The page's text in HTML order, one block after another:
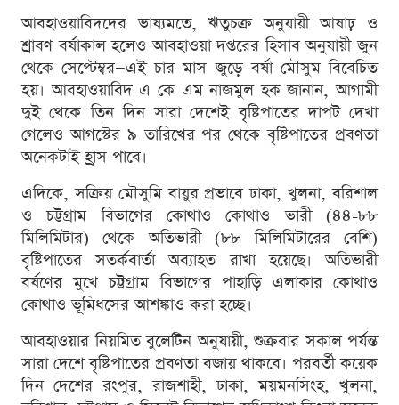
আবহাওয়াবিদদের ভাষ্যমতে, ঋতুচক্র অনুযায়ী আষাঢ় ও
শ্রাবণ বর্ষাকাল হলেও আবহাওয়া দপ্তরের হিসাব অনুযায়ী জুন
থেকে সেপ্টেম্বর—এই চার মাস জুড়ে বর্ষা মৌসুম বিবেচিত
হয়। আবহাওয়াবিদ এ কে এম নাজমুল হক জানান, আগামী
দুই থেকে তিন দিন সারা দেশেই বৃষ্টিপাতের দাপট দেখা
গেলেও আগস্টের ৯ তারিখের পর থেকে বৃষ্টিপাতের প্রবণতা
অনেকটাই হ্রাস পাবে।
এদিকে, সক্রিয় মৌসুমি বায়ুর প্রভাবে ঢাকা, খুলনা, বরিশাল
ও চট্টগ্রাম বিভাগের কোথাও কোথাও ভারী (৪৪-৮৮
মিলিমিটার) থেকে অতিভারী (৮৮ মিলিমিটারের বেশি)
বৃষ্টিপাতের সতর্কবার্তা অব্যাহত রাখা হয়েছে। অতিভারী
বর্ষণের মুখে চট্টগ্রাম বিভাগের পাহাড়ি এলাকার কোথাও
কোথাও ভূমিধসের আশঙ্কাও করা হচ্ছে।
আবহাওয়ার নিয়মিত বুলেটিন অনুযায়ী, শুক্রবার সকাল পর্যন্ত
সারা দেশে বৃষ্টিপাতের প্রবণতা বজায় থাকবে। পরবর্তী কয়েক
দিন দেশের রংপুর, রাজশাহী, ঢাকা, ময়মনসিংহ, খুলনা,